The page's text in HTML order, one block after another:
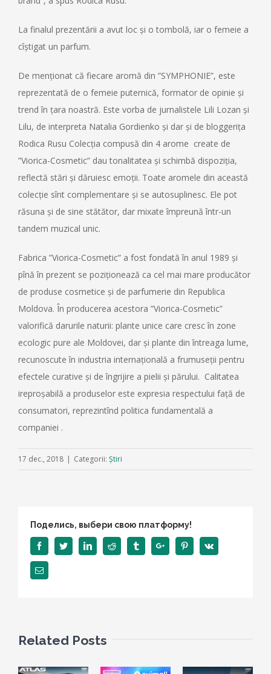
La finalul prezentării a avut loc și o tombolă, iar o femeie a
cîștigat un parfum.
De menționat că fiecare aromă din ”SYMPHONIE”, este
reprezentată de o femeie puternică, formator de opinie și
trend în țara noastră. Este vorba de jurnalistele Lili Lozan și
Lilu, de interpreta Natalia Gordienko și dar și de bloggerița
Rodica Rusu Colecția compusă din 4 arome create de
”Viorica-Cosmetic” dau tonalitatea și schimbă dispoziția,
reflectă stări și dăruiesc emoții. Toate aromele din această
colecție sînt complementare și se autosuplinesc. Ele pot
răsuna și de sine stătător, dar mixate împreună într-un
tandem muzical unic.
Fabrica ”Viorica-Cosmetic” a fost fondată în anul 1989 și
pînă în prezent se poziționează ca cel mai mare producător
de produse cosmetice și de parfumerie din Republica
Moldova. În producerea acestora ”Viorica-Cosmetic”
valorifică darurile naturii: plante unice care cresc în zone
ecologic pure ale Moldovei, dar și plante din întreaga lume,
recunoscute în industria internațională a frumuseții pentru
efectele curative și de îngrijire a pielii și părului. Calitatea
ireproșabilă a produselor este expresia respectului față de
consumatori, reprezintînd politica fundamentală a
companiei .
17 dec., 2018 | Categorii: Știri
Поделись, выбери свою платформу!
FacebookTwitterLinkedinReddit TumblrGoogle+ PinterestVk
Email
Related Posts